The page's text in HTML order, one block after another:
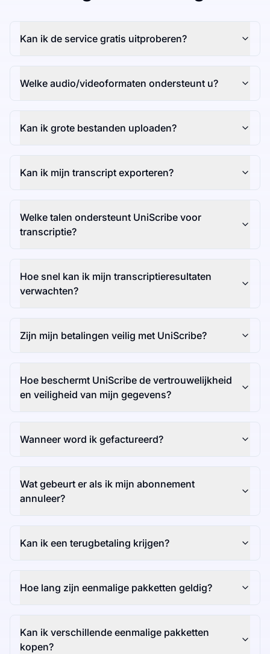
Kan ik de service gratis uitproberen?
Welke audio/videoformaten ondersteunt u?
Kan ik grote bestanden uploaden?
Kan ik mijn transcript exporteren?
Welke talen ondersteunt UniScribe voor
transcriptie?
Hoe snel kan ik mijn transcriptieresultaten
verwachten?
Zijn mijn betalingen veilig met UniScribe?
Hoe beschermt UniScribe de vertrouwelijkheid
en veiligheid van mijn gegevens?
Wanneer word ik gefactureerd?
Wat gebeurt er als ik mijn abonnement
annuleer?
Kan ik een terugbetaling krijgen?
Hoe lang zijn eenmalige pakketten geldig?
Kan ik verschillende eenmalige pakketten
kopen?